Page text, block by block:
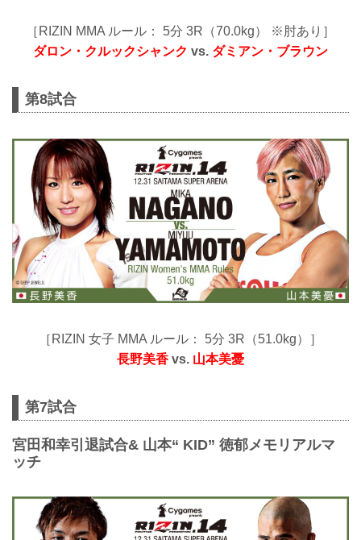
［RIZIN MMA ルール： 5分 3R（70.0kg） ※肘あり］
ダロン・クルックシャンク vs. ダミアン・ブラウン
第8試合
［RIZIN 女子 MMA ルール： 5分 3R（51.0kg）］
長野美香 vs. 山本美憂
第7試合
宮田和幸引退試合& 山本“ KID” 徳郁メモリアルマ
ッチ